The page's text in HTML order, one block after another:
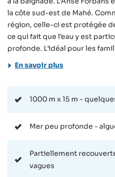
la côte sud-est de Mahé.
région, celle-ci est protégée
ce qui fait que l’eau y est
profonde. L’idéal pour les familles
est située à côté de quelques
tels que le Hilton Allamanda
hébergements, ce qui n’est
ceux qui souhaitent y venir en
route. Une fois arrivés, vous découvrirez une belle baie
avec une plage de sable
En savoir plus
1000 m x 15 m -
Mer peu profonde -
Partiellement
vagues